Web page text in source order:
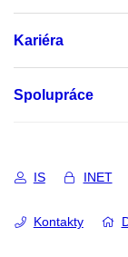
Kariéra
Spolupráce
IS INET
Kontakty